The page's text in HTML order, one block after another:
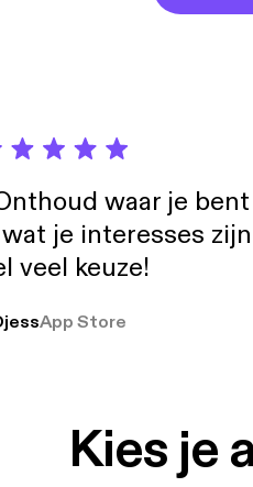
waar je bent
je interesses
veel keuze!
App Store
Kies je